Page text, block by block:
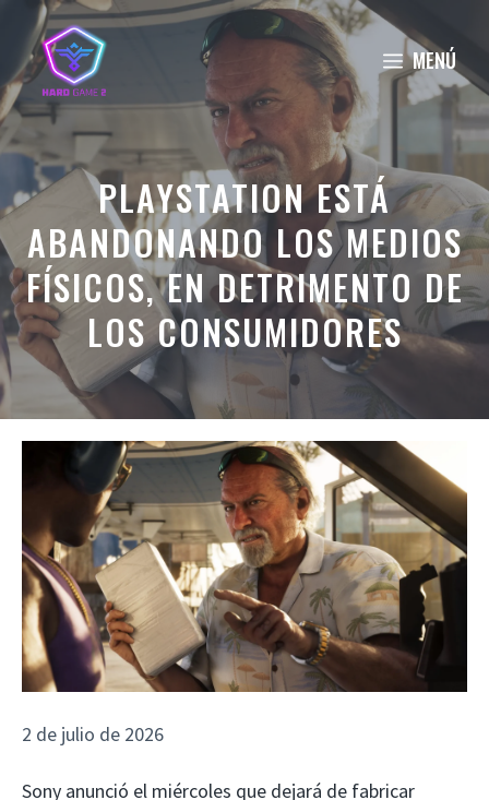
Saltar
contenido
MENÚ
PLAYSTATION ESTÁ
ABANDONANDO LOS MEDIOS
FÍSICOS, EN DETRIMENTO DE
LOS CONSUMIDORES
2 de julio de 2026
Sony anunció el miércoles que dejará de fabricar